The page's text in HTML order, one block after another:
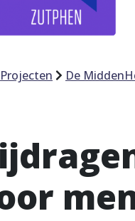
Projecten De